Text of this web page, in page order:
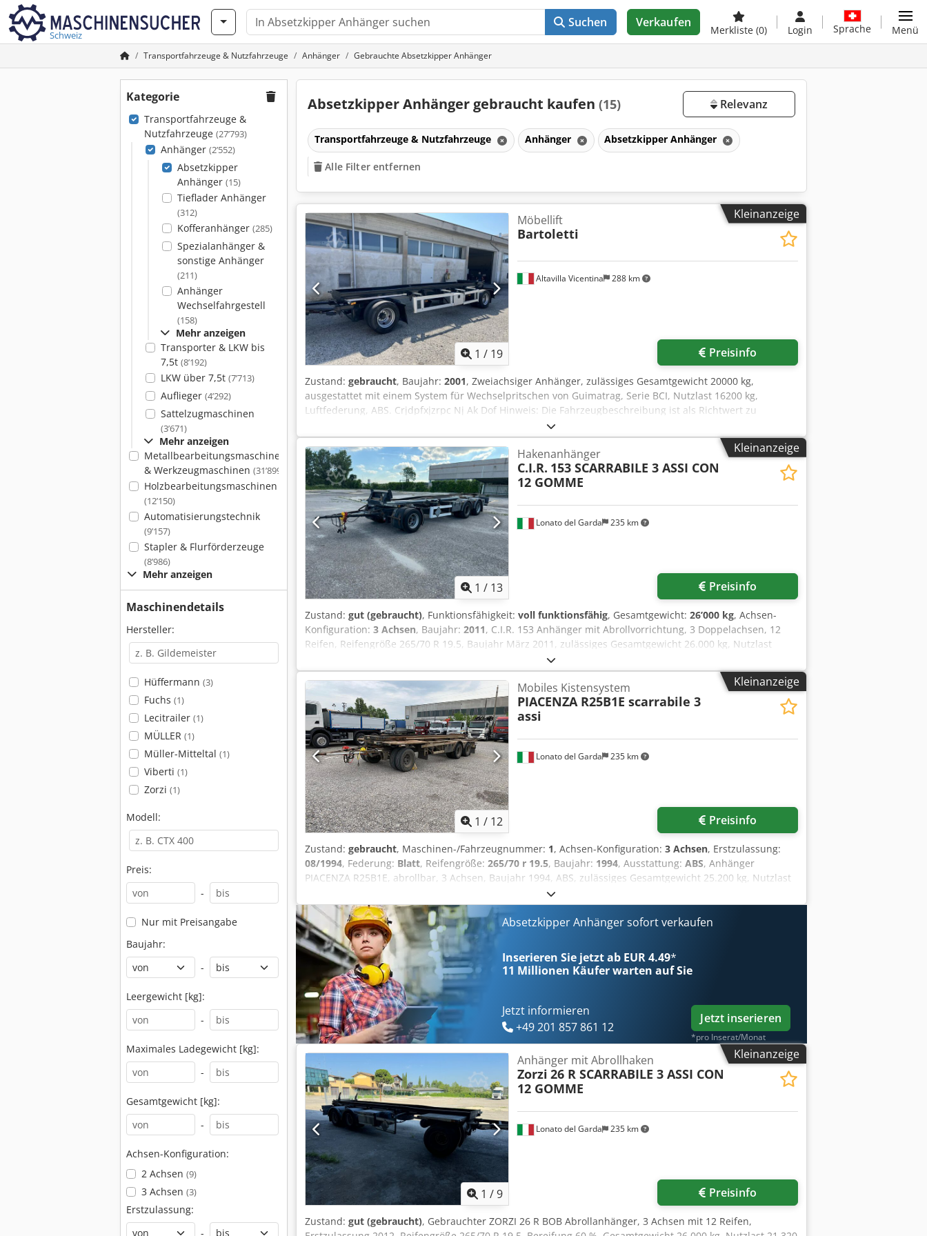
Schweiz
Suchen Verkaufen
Merkliste (0) Login Sprache Menü
Transportfahrzeuge & Nutzfahrzeuge Anhänger Gebrauchte Absetzkipper Anhänger
Kategorie
Transportfahrzeuge &
Nutzfahrzeuge (27’793)
Anhänger (2’552)
Absetzkipper
Anhänger (15)
Tieflader Anhänger
(312)
Kofferanhänger (285)
Spezialanhänger &
sonstige Anhänger
(211)
Anhänger
Wechselfahrgestell
(158)
Mehr anzeigen
Transporter & LKW bis
7,5t (8’192)
LKW über 7,5t (7’713)
Auflieger (4’292)
Sattelzugmaschinen
(3’671)
Mehr anzeigen
Metallbearbeitungsmaschinen
& Werkzeugmaschinen (31’899)
Holzbearbeitungsmaschinen
(12’150)
Automatisierungstechnik
(9’157)
Stapler & Flurförderzeuge
(8’986)
Mehr anzeigen
Maschinendetails
Hersteller:
Hüffermann (3)
Fuchs (1)
Lecitrailer (1)
MÜLLER (1)
Müller-Mitteltal (1)
Viberti (1)
Zorzi (1)
Modell:
Preis:
-
Nur mit Preisangabe
Baujahr:
-
Leergewicht [kg]:
-
Maximales Ladegewicht [kg]:
-
Gesamtgewicht [kg]:
-
Achsen-Konfiguration:
2 Achsen (9)
3 Achsen (3)
Erstzulassung:
-
Absetzkipper Anhänger gebraucht kaufen (15) Relevanz
Transportfahrzeuge & Nutzfahrzeuge Anhänger Absetzkipper Anhänger
Alle Filter entfernen
Kleinanzeige
1 / 19
Altavilla Vicentina 288 km
Möbellift
Bartoletti
Preisinfo
Zustand: gebraucht, Baujahr: 2001, Zweiachsiger Anhänger, zulässiges Gesamtgewicht 20000 kg,
ausgestattet mit einem System für Wechselpritschen von Guimatrag, Serie BCI, Nutzlast 16200 kg,
Luftfederung, ABS. Crjdpfxjzrpc Nj Ak Dof Hinweis: Die Fahrzeugbeschreibung ist als Richtwert zu
verstehen und kann Fehler oder Ungenauigkeiten enthalten. Wir empfehlen Ihnen daher, uns zu
kontaktieren, um die Richtigkeit der Daten zu überprüfen.
Kleinanzeige
1 / 13
Lonato del Garda 235 km
Hakenanhänger
C.I.R. 153 SCARRABILE 3 ASSI CON
12 GOMME
Preisinfo
Zustand: gut (gebraucht), Funktionsfähigkeit: voll funktionsfähig, Gesamtgewicht: 26’000 kg, Achsen-
Konfiguration: 3 Achsen, Baujahr: 2011, C.I.R. 153 Anhänger mit Abrollvorrichtung, 3 Doppelachsen, 12
Reifen, Reifengröße 265/70 R 19.5, Baujahr März 2011, zulässiges Gesamtgewicht 26.000 kg, Nutzlast
21.800 kg, ABS, Achstyp BWP, Gesamtlänge mit Zuggabel 9.550 mm, 50 % Reifenprofil, guter
Gebrauchsstand. Crodpfxstzz D De Ak Dof INFO (Englisch): C.I.R. 153 hook lift trailer, 3 twin axles, 12 tyres,
tyre size 265/70 R 19.5, year 03/2011, total weight 26,000kg – payload 21,800kg, ABS, axle type BWP, total
length with drawbar 9,550mm, 50% rubberised, good condition.
Kleinanzeige
1 / 12
Lonato del Garda 235 km
Mobiles Kistensystem
PIACENZA R25B1E scarrabile 3
assi
Preisinfo
Zustand: gebraucht, Maschinen-/Fahrzeugnummer: 1, Achsen-Konfiguration: 3 Achsen, Erstzulassung:
08/1994, Federung: Blatt, Reifengröße: 265/70 r 19.5, Baujahr: 1994, Ausstattung: ABS, Anhänger
PIACENZA R25B1E, abrollbar, 3 Achsen, Baujahr 1994, ABS, zulässiges Gesamtgewicht 25.200 kg, Nutzlast
20.400 kg, Blattfederung, Reifenprofil 60 %, Reifengröße 265/70 R 19.5, guter gebrauchter Zustand.
Cjdpfxeh Rg Dqo Ak Derf INFO (Englisch): Trailer PIACENZA R25B1E, 3 axles, first registration 1994, ABS,
total weight 25.200 Kg, payload 20.400 Kg, steel suspensions, tyres 60%, tyres 265/70 R 19.5, good
condition.
Absetzkipper Anhänger sofort verkaufen
Inserieren Sie jetzt ab EUR 4.49*
11 Millionen Käufer warten auf Sie
Jetzt informieren
+49 201 857 861 12
Jetzt inserieren
*pro Inserat/Monat
Kleinanzeige
1 /9
Lonato del Garda 235 km
Anhänger mit Abrollhaken
Zorzi 26 R SCARRABILE 3 ASSI CON
12 GOMME
Preisinfo
Zustand: gut (gebraucht), Gebrauchter ZORZI 26 R BOB Abrollanhänger, 3 Achsen mit 12 Reifen,